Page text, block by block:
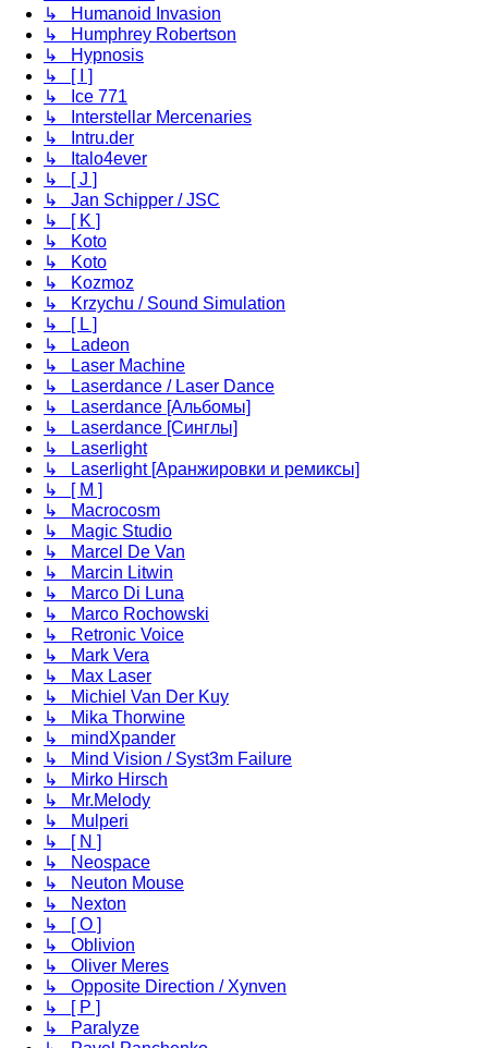
↳ Humanoid Invasion
↳ Humphrey Robertson
↳ Hypnosis
↳ [ I ]
↳ Ice 771
↳ Interstellar Mercenaries
↳ Intru.der
↳ Italo4ever
↳ [ J ]
↳ Jan Schipper / JSC
↳ [ K ]
↳ Koto
↳ Koto
↳ Kozmoz
↳ Krzychu / Sound Simulation
↳ [ L ]
↳ Ladeon
↳ Laser Machine
↳ Laserdance / Laser Dance
↳ Laserdance [Альбомы]
↳ Laserdance [Синглы]
↳ Laserlight
↳ Laserlight [Аранжировки и ремиксы]
↳ [ M ]
↳ Macrocosm
↳ Magic Studio
↳ Marcel De Van
↳ Marcin Litwin
↳ Marco Di Luna
↳ Marco Rochowski
↳ Retronic Voice
↳ Mark Vera
↳ Max Laser
↳ Michiel Van Der Kuy
↳ Mika Thorwine
↳ mindXpander
↳ Mind Vision / Syst3m Failure
↳ Mirko Hirsch
↳ Mr.Melody
↳ Mulperi
↳ [ N ]
↳ Neospace
↳ Neuton Mouse
↳ Nexton
↳ [ O ]
↳ Oblivion
↳ Oliver Meres
↳ Opposite Direction / Xynven
↳ [ P ]
↳ Paralyze